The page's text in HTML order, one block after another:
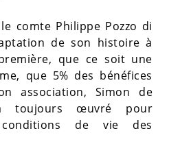
comte Philippe Pozzo di
de son histoire à
que ce soit une
que 5% des bénéfices
association, Simon de
toujours œuvré pour
conditions de vie des